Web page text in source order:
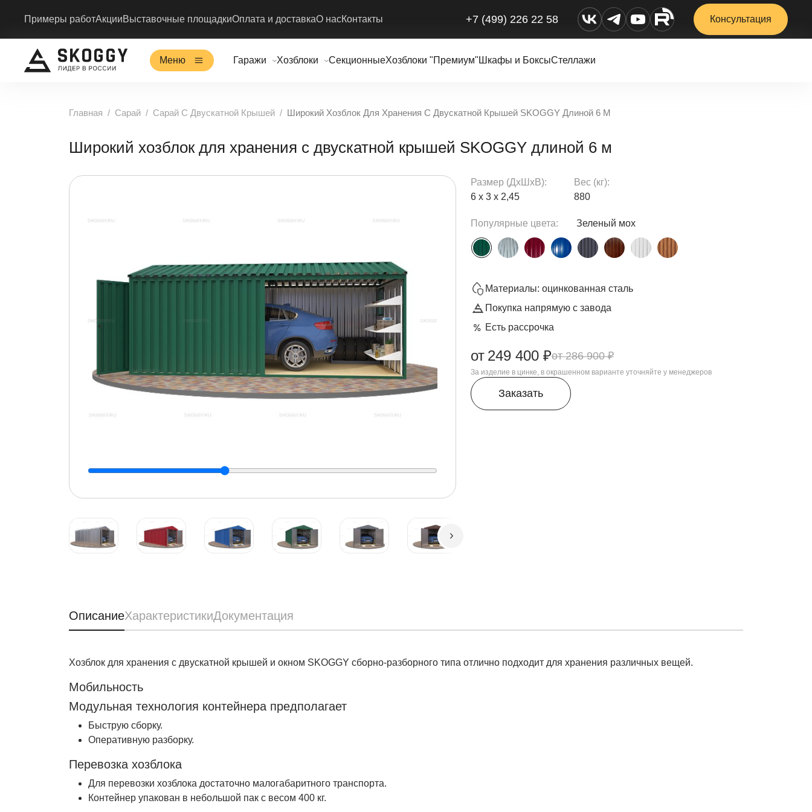
Примеры работАкцииВыставочные площадкиОплата и доставкаО насКонтакты +7 (499) 226 22 58 Консультация
Меню Гаражи Хозблоки СекционныеХозблоки "Премиум" Шкафы и БоксыСтеллажи
Главная Сарай Сарай С Двускатной Крышей Широкий Хозблок Для Хранения С Двускатной Крышей SKOGGY Длиной 6 М
Широкий хозблок для хранения с двускатной крышей SKOGGY длиной 6 м
Размер (ДxШxВ):
6 х 3 х 2,45
Вес (кг):
880
Популярные цвета: Зеленый мох
Материалы: оцинкованная сталь
Покупка напрямую с завода
Есть рассрочка
286 900 ₽
от 249 400 ₽
За изделие в цинке, в окрашенном варианте уточняйте у менеджеров
Заказать
ОписаниеХарактеристикиДокументация
Хозблок для хранения с двускатной крышей и окном SKOGGY сборно-разборного типа отлично подходит для хранения различных вещей.
Мобильность
Модульная технология контейнера предполагает
Быструю сборку.
Оперативную разборку.
Перевозка хозблока
Для перевозки хозблока достаточно малогабаритного транспорта.
Контейнер упакован в небольшой пак с весом 400 кг.